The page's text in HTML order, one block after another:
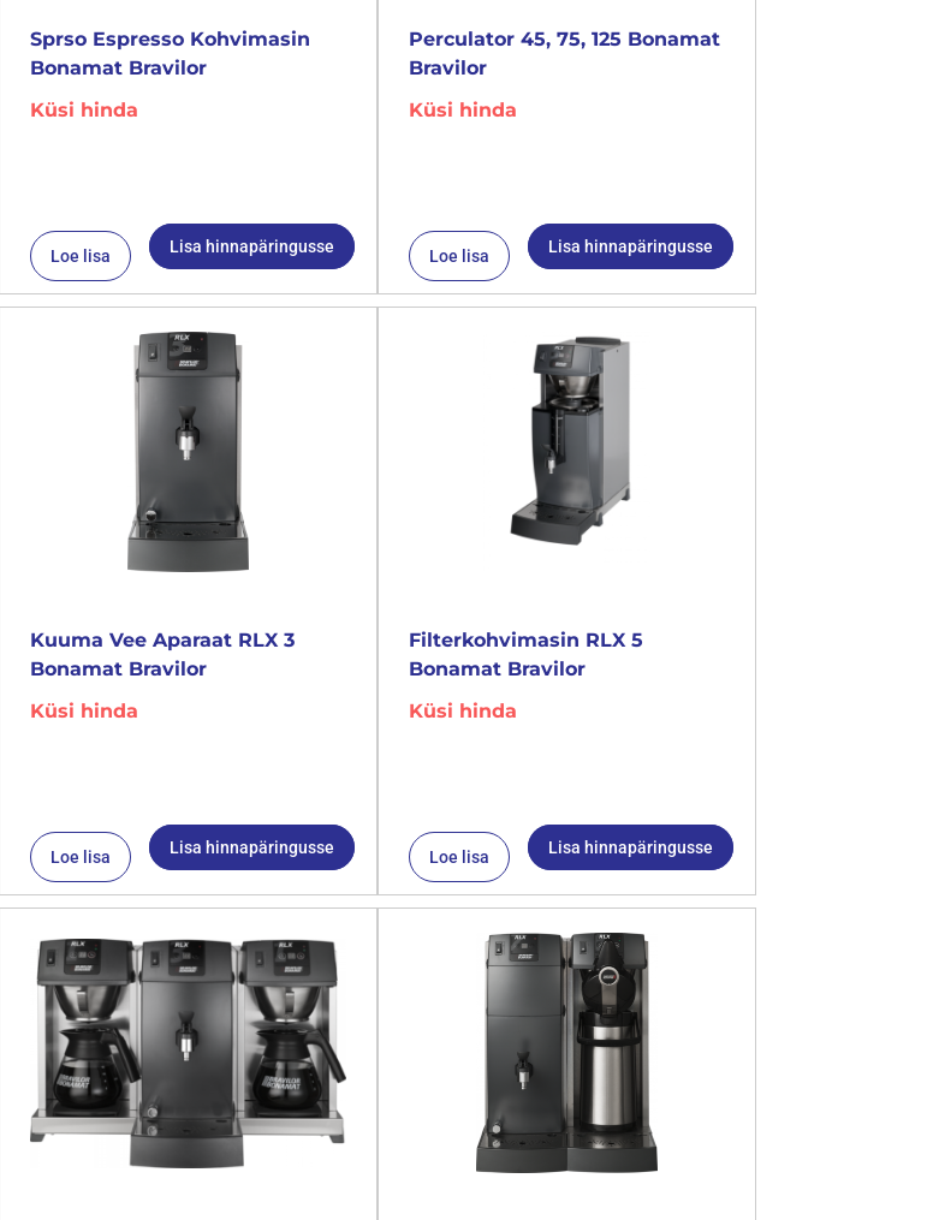
Sprso Espresso Kohvimasin
Bonamat Bravilor
Küsi hinda
Loe lisa Lisa hinnapäringusse
Perculator 45, 75, 125 Bonamat
Bravilor
Küsi hinda
Loe lisa Lisa hinnapäringusse
Kuuma Vee Aparaat RLX 3
Bonamat Bravilor
Küsi hinda
Loe lisa Lisa hinnapäringusse
Filterkohvimasin RLX 5
Bonamat Bravilor
Küsi hinda
Loe lisa Lisa hinnapäringusse